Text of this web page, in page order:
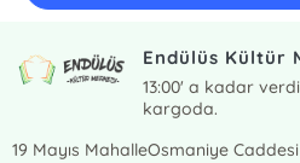
Endülüs Kültür
13:00' a kadar
kargoda.
19 Mayıs MahalleOsmaniye